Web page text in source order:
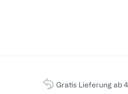
Gratis Lieferung ab